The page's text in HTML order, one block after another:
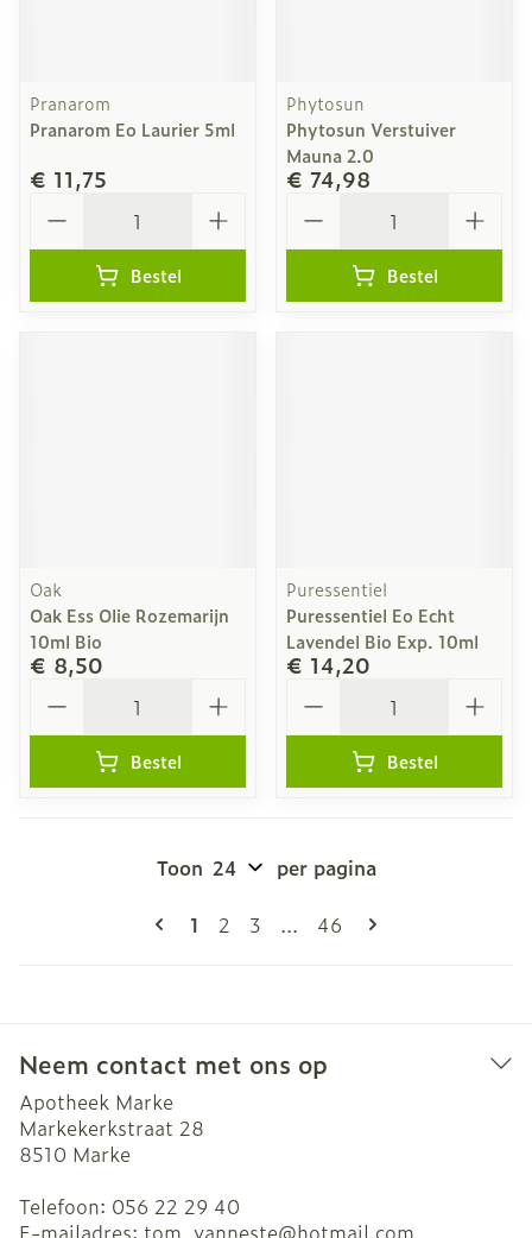
Pranarom
Pranarom Eo Laurier 5ml
€ 11,75
Bestel
Phytosun
Phytosun Verstuiver
Mauna 2.0
€ 74,98
Bestel
Oak
Oak Ess Olie Rozemarijn
10ml Bio
€ 8,50
Bestel
Puressentiel
Puressentiel Eo Echt
Lavendel Bio Exp. 10ml
€ 14,20
Bestel
Pagina's
U lees momenteel pagina
1 Pagina
2 Pagina
3 ... Pagina
46
Toon per pagina
Neem contact met ons op
Apotheek Marke
Markekerkstraat 28
8510 Marke
Telefoon: 056 22 29 40
E-mailadres: tom_vanneste@hotmail.com